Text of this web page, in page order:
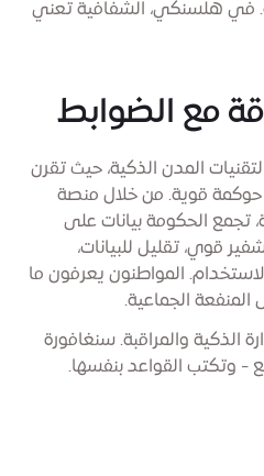
في هلسنكي، الشفافية تعني
مع الضوابط
المدن الذكية، حيث تقرن
حوكمة قوية. من خلال منصة
تجمع الحكومة بيانات على
قوي، تقليل للبيانات،
المواطنون يعرفون ما
المنفعة الجماعية.
الذكية والمراقبة. سنغافورة
وتكتب القواعد بنفسها.